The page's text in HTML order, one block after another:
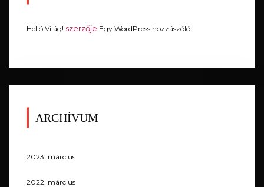
Helló Világ! szerzője Egy WordPress hozzászóló
ARCHÍVUM
2023. március
2022. március